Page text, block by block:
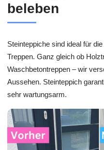
beleben
Steinteppiche sind ideal für
Treppen. Ganz gleich ob
Waschbetontreppen – wir
Aussehen. Steinteppich
sehr wartungsarm.